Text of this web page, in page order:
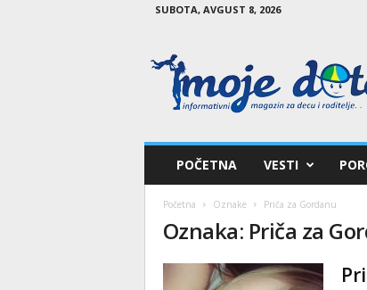
SUBOTA, AVGUST 8, 2026
o
POČETNA VESTI
Početna Oznake Priča za Gordanu
Oznaka: Priča za